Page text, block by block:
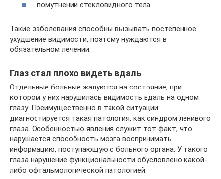
помутнении стекловидного тела.
Такие заболевания способны вызывать постепенное
ухудшение видимости, поэтому нуждаются в
обязательном лечении.
Глаз стал плохо видеть вдаль
Отдельные больные жалуются на состояние, при
котором у них нарушилась видимость вдаль на одном
глазу. Преимущественно в такой ситуации
диагностируется такая патология, как синдром ленивого
глаза. Особенностью явления служит тот факт, что
нарушается способность мозга воспринимать
информацию, поступающую с больного органа. У такого
глаза нарушение функциональности обусловлено какой-
либо офтальмологической патологией.